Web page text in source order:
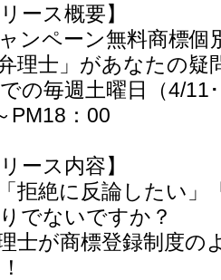
ース概要】
ンペーン無料商標個
弁理士」があなたの
の毎週土曜日（4/11
PM18：00
ース内容】
「拒絶に反論したい
でないですか？
士が商標登録制度の